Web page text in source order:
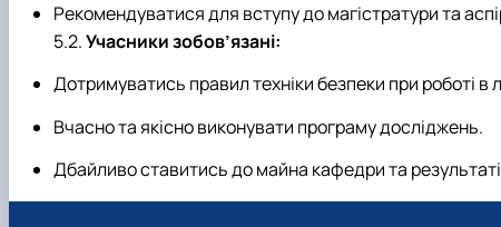
Рекомендуватися для вступу до магістратури та
5.2.Учасники зобов’язані:
Дотримуватись правил техніки безпеки при роботі в
Вчасно та якісно виконувати програму досліджень.
Дбайливо ставитись до майна кафедри та